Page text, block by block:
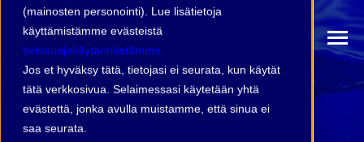
(mainosten personointi). Lue lisätietoja
käyttämistämme evästeistä
tietosuojakäytännöstämme.
Jos et hyväksy tätä, tietojasi ei seurata, kun käytät
tätä verkkosivua. Selaimessasi käytetään yhtä
evästettä, jonka avulla muistamme, että sinua ei
saa seurata.